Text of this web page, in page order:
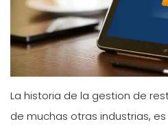
La historia de la gestion de
de muchas otras industrias,